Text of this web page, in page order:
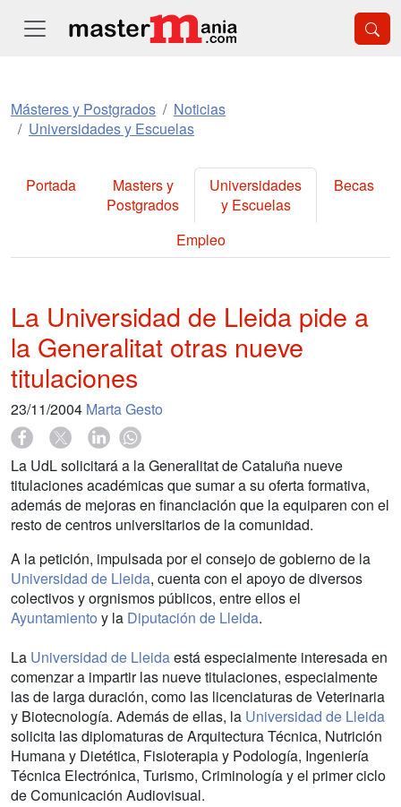
Másteres y Postgrados
Noticias
Universidades y Escuelas
Portada
Masters y
Postgrados
Universidades
y Escuelas
Becas
Empleo
La Universidad de Lleida pide a
la Generalitat otras nueve
titulaciones
23/11/2004 Marta Gesto
La UdL solicitará a la Generalitat de Cataluña nueve
titulaciones académicas que sumar a su oferta formativa,
además de mejoras en financiación que la equiparen con el
resto de centros universitarios de la comunidad.
A la petición, impulsada por el consejo de gobierno de la
Universidad de Lleida, cuenta con el apoyo de diversos
colectivos y orgnismos públicos, entre ellos el
Ayuntamiento y la Diputación de Lleida.
La Universidad de Lleidaestá especialmente interesada en
comenzar a impartir las nueve titulaciones, especialmente
las de larga duración, como las licenciaturas de Veterinaria
y Biotecnología. Además de ellas, la Universidad de Lleida
solicita las diplomaturas de Arquitectura Técnica, Nutrición
Humana y Dietética, Fisioterapia y Podología, Ingeniería
Técnica Electrónica, Turismo, Criminología y el primer ciclo
de Comunicación Audiovisual.